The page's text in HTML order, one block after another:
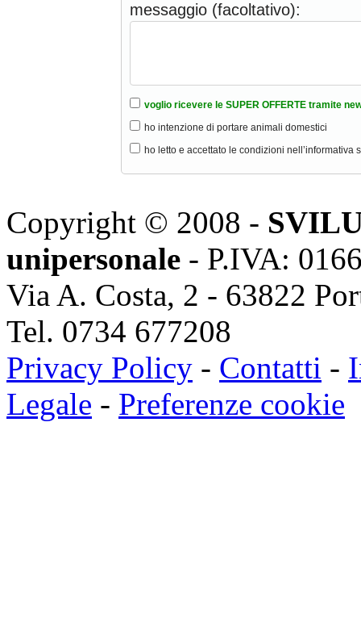
messaggio (facoltativo):
voglio ricevere le SUPER OFFERTE tramite
ho intenzione di portare animali domestici
ho letto e accettato le condizioni nell’informativa
Copyright © 2008 -
unipersonale - P.IVA:
Via A. Costa, 2 - 63822
Tel. 0734 677208
Privacy Policy - Contatti -
Legale - Preferenze cookie